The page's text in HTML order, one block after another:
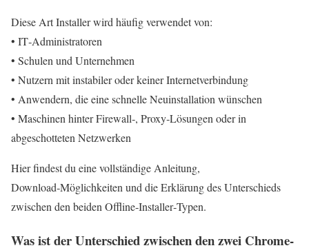
Diese Art Installer wird häufig verwendet von:
• IT‑Administratoren
• Schulen und Unternehmen
• Nutzern mit instabiler oder keiner Internetverbindung
• Anwendern, die eine schnelle Neuinstallation wünschen
• Maschinen hinter Firewall‑, Proxy‑Lösungen oder in
abgeschotteten Netzwerken
Hier findest du eine vollständige Anleitung,
Download‑Möglichkeiten und die Erklärung des Unterschieds
zwischen den beiden Offline‑Installer‑Typen.
Was ist der Unterschied zwischen den zwei Chrome-